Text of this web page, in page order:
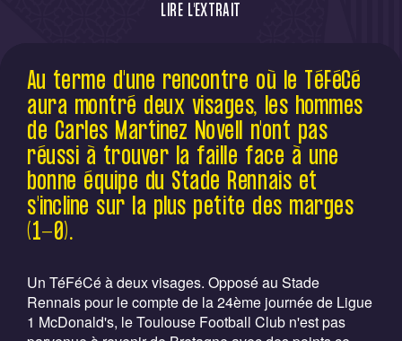
LIRE L'EXTRAIT
Au terme d'une rencontre où le TéFéCé
aura montré deux visages, les hommes de
Carles Martinez Novell n'ont pas réussi à
trouver la faille face à une bonne équipe
du Stade Rennais et s'incline sur la plus
petite des marges (1-0).
Au terme d'une rencontre où le TéFéCé
aura montré deux visages, les hommes
de Carles Martinez Novell n'ont pas
réussi à trouver la faille face à une
bonne équipe du Stade Rennais et
s'incline sur la plus petite des marges
(1-0).
Un TéFéCé à deux visages. Opposé au Stade
Rennais pour le compte de la 24ème journée de Ligue
1 McDonald's, le Toulouse Football Club n'est pas